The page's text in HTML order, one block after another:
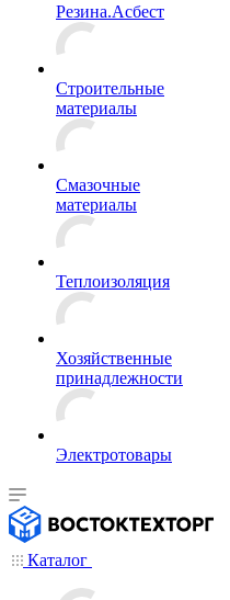
Резина.Асбест
Строительные
материалы
Смазочные
материалы
Теплоизоляция
Хозяйственные
принадлежности
Электротовары
Каталог